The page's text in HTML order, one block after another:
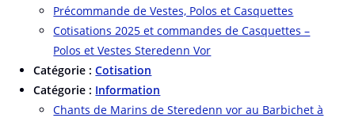
Précommande de Vestes, Polos et Casquettes
Cotisations 2025 et commandes de Casquettes –
Polos et Vestes Steredenn Vor
Catégorie :Cotisation
Catégorie : Information
Chants de Marins de Steredenn vor au Barbichet à